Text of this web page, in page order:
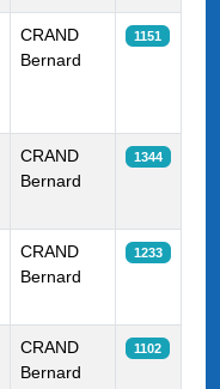
CRAND
Bernard
1151
CRAND
Bernard
1344
CRAND
Bernard
1233
CRAND
Bernard
1102